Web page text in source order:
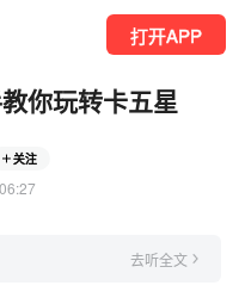
打开APP
你玩转卡五星
关注
去听全文